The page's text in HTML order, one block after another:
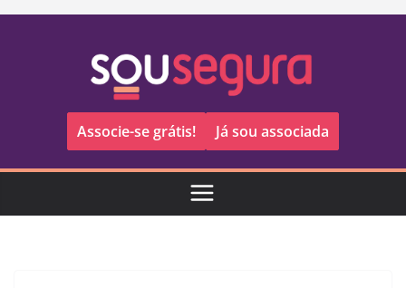
Pular
Associe-se grátis! Já sou associada